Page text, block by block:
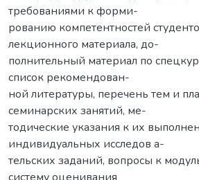
требованиями к форми-
рованию компетентностей
лекционного материала, до-
полнительный материал по
список рекомендован-
ной литературы, перечень тем и
семинарских занятий, ме-
тодические указания к их
индивидуальных исследов а-
тельских заданий, вопросы к